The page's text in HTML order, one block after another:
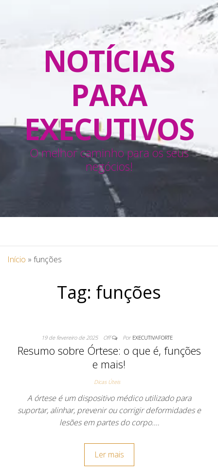
NOTÍCIAS
PARA
EXECUTIVOS
O melhor caminho para os seus
negócios!
Início » funções
Tag: funções
19 de fevereiro de 2025 Off Por EXECUTIVAFORTE
Resumo sobre Órtese: o que é, funções
e mais!
Dicas Úteis
A órtese é um dispositivo médico utilizado para
suportar, alinhar, prevenir ou corrigir deformidades e
lesões em partes do corpo.…
Ler mais